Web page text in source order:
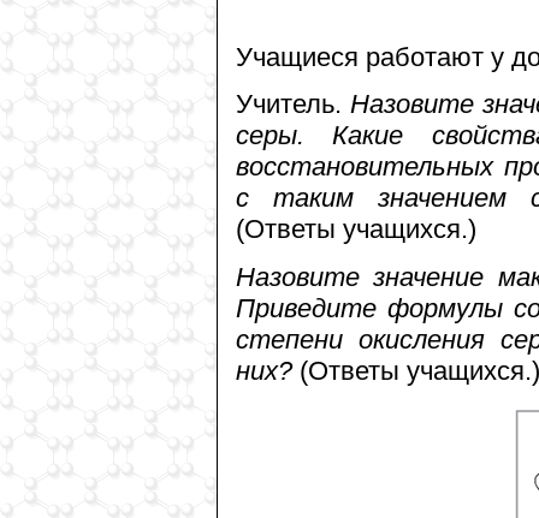
Учащиеся работают у
Учитель. Назовите
серы. Какие
восстановительных
с таким значением
(Ответы учащихся.)
Назовите значение
Приведите формулы
степени окисления
них?(Ответы учащихся.)